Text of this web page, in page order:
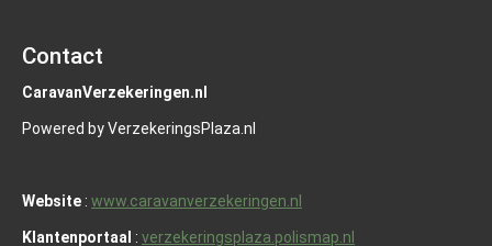
Contact
CaravanVerzekeringen.nl
Powered by VerzekeringsPlaza.nl
Website : www.caravanverzekeringen.nl
Klantenportaal : verzekeringsplaza.polismap.nl